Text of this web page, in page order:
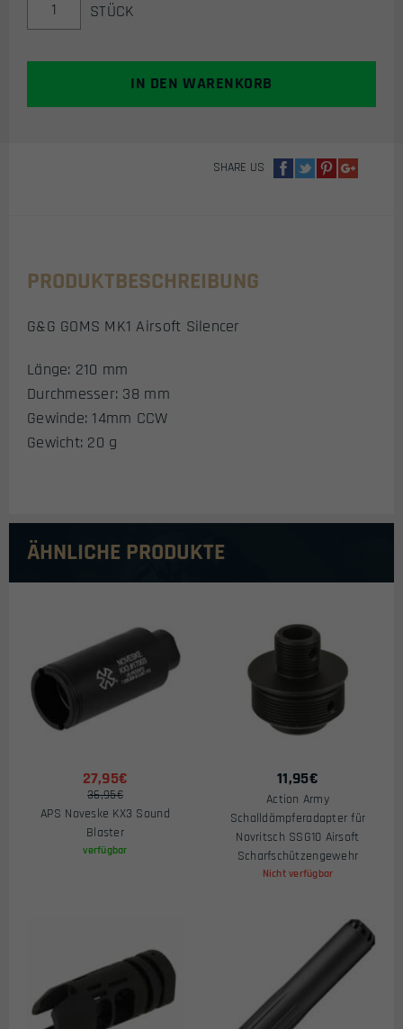
GOMS
MK1
STÜCK
IN DEN WARENKORB
SHARE US
PRODUKTBESCHREIBUNG
G&G GOMS MK1 Airsoft Silencer
Länge: 210 mm
Durchmesser: 38 mm
Gewinde: 14mm CCW
Gewicht: 20 g
ÄHNLICHE PRODUKTE
27,95€
36,95€
APS Noveske KX3 Sound
Blaster
verfügbar
11,95€
Action Army
Schalldämpferadapter für
Novritsch SSG10 Airsoft
Scharfschützengewehr
Nicht verfügbar